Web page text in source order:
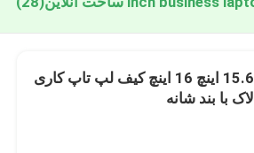
15.6 اینچ 16 اینچ کیف لپ تاپ کاری
لاک با بند شانه